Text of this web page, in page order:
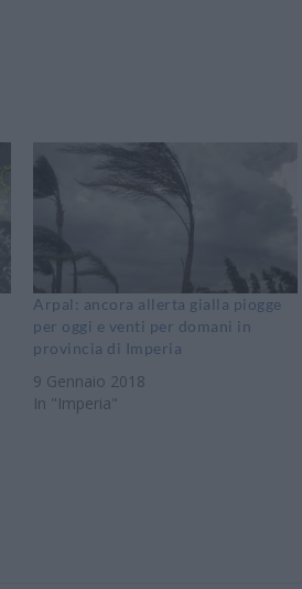
Arpal: ancora allerta gialla piogge
per oggi e venti per domani in
provincia di Imperia
9 Gennaio 2018
In "Imperia"